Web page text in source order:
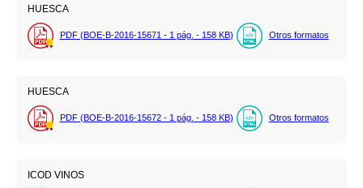
HUESCA
PDF (BOE-B-2016-15671 - 1 pág. - 158 KB) Otros formatos
HUESCA
PDF (BOE-B-2016-15672 - 1 pág. - 158 KB) Otros formatos
ICOD VINOS